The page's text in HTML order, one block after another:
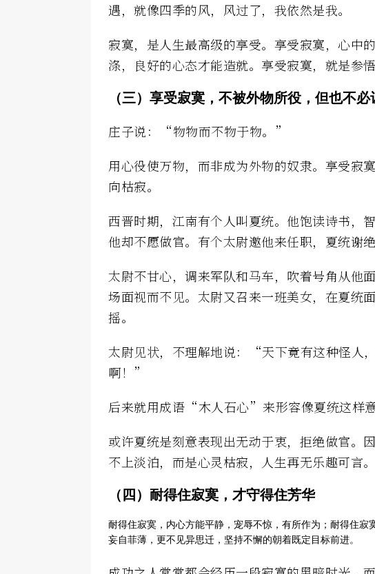
遇，就像四季的风，风过了，我依然是我。
寂寞，是人生最高级的享受。享受寂寞，心中
涤，良好的心态才能造就。享受寂寞，就是参悟
（三）享受寂寞，不被外物所役，但也不
庄子说：“物物而不物于物。”
用心役使万物，而非成为外物的奴隶。享受寂
向枯寂。
西晋时期，江南有个人叫夏统。他饱读诗书，
他却不愿做官。有个太尉邀他来任职，夏统谢绝
太尉不甘心，调来军队和马车，吹着号角从他
场面视而不见。太尉又召来一班美女，在夏统
摇。
太尉见状，不理解地说：“天下竟有这种怪人
啊！”
后来就用成语“木人石心”来形容像夏统这样意
或许夏统是刻意表现出无动于衷，拒绝做官
不上淡泊，而是心灵枯寂，人生再无乐趣可言。
（四）耐得住寂寞，才守得住芳华
耐得住寂寞，内心方能平静，宠辱不惊，有所作为；耐得住
妄自菲薄，更不见异思迁，坚持不懈的朝着既定目标前进。